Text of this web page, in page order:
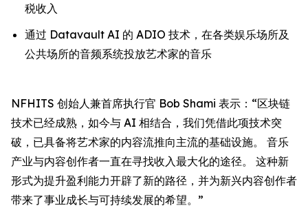
税收入
通过 Datavault AI 的 ADIO 技术，在各类娱乐场所及
公共场所的音频系统投放艺术家的音乐
NFHITS 创始人兼首席执行官 Bob Shami 表示：“区块链
技术已经成熟，如今与 AI 相结合，我们凭借此项技术突
破，已具备将艺术家的内容流推向主流的基础设施。 音乐
产业与内容创作者一直在寻找收入最大化的途径。 这种新
形式为提升盈利能力开辟了新的路径，并为新兴内容创作者
带来了事业成长与可持续发展的希望。”